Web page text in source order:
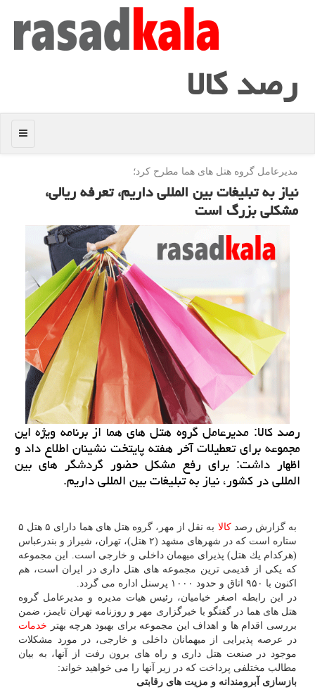
رصد كالا
منو
مدیرعامل گروه هتل های هما مطرح كرد؛
نیاز به تبلیغات بین المللی داریم، تعرفه ریالی،
مشكلی بزرگ است
رصد كالا: مدیرعامل گروه هتل های هما از برنامه ویژه این
مجموعه برای تعطیلات آخر هفته پایتخت نشینان اطلاع داد و
اظهار داشت: برای رفع مشكل حضور گردشگر های بین
المللی در كشور، نیاز به تبلیغات بین المللی داریم.
به گزارش رصدكالا
به نقل از مهر، گروه هتل های هما دارای ۵ هتل ۵
ستاره است كه در شهرهای مشهد (۲ هتل)، تهران، شیراز و بندرعباس
(هركدام یك هتل) پذیرای میهمان داخلی و خارجی است. این مجموعه
كه یكی از قدیمی ترین مجموعه های هتل داری در ایران است، هم
اكنون با ۹۵۰ اتاق و حدود ۱۰۰۰ پرسنل اداره می گردد.
در این رابطه اصغر خیامیان، رئیس هیات مدیره و مدیرعامل گروه
هتل های هما در گفتگو با خبرگزاری مهر و روزنامه تهران تایمز، ضمن
بررسی اقدام ها و اهداف این مجموعه برای بهبود هرچه بهتر خدمات
در عرصه پذیرایی از میهمانان داخلی و خارجی، در مورد مشكلات
موجود در صنعت هتل داری و راه های برون رفت از آنها، به بیان
مطالب مختلفی پرداخت كه در زیر آنها را می خواهید خواند:
بازسازی آبرومندانه و مزیت های رقابتی